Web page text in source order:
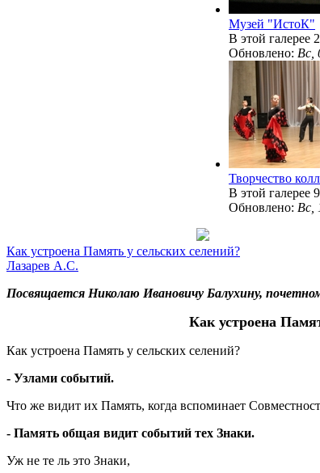
Музей "ИстоК"
В этой галерее
Обновлено: Вс,
Творчество
В этой галерее
Обновлено: Вс,
Как устроена Память у сельских селений?
Лазарев А.С.
Посвящается Николаю Ивановичу Балухину,
Как устроена
Как устроена Память у сельских селений?
- Узлами событий.
Что же видит их Память, когда вспоминает
- Память общая видит событий тех Знаки.
Уж не те ль это Знаки,